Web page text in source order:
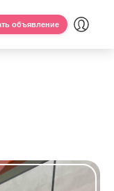
объявление